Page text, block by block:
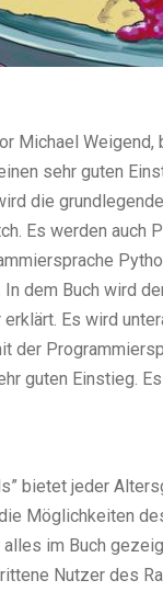
Michael
sehr guten
die
Es werden
dem Buch wird
Es wird
der
guten Einstieg.
bietet jeder
Möglichkeiten
im Buch
Nutzer des